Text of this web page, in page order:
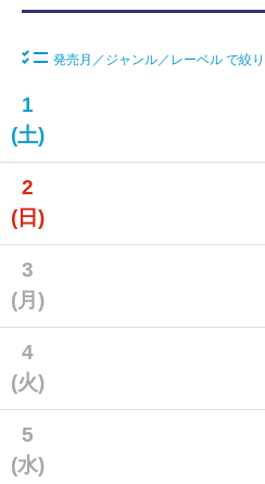
発売月／ジャンル／レーベル で絞
1
(土)
2
(日)
3
(月)
4
(火)
5
(水)